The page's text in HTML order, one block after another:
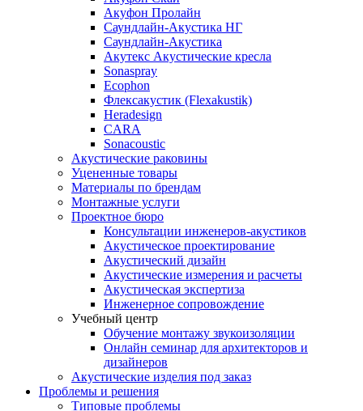
Акуфон Пролайн
Саундлайн-Акустика НГ
Саундлайн-Акустика
Акутекс Акустические кресла
Sonaspray
Ecophon
Флексакустик (Flexakustik)
Heradesign
CARA
Sonacoustic
Акустические раковины
Уцененные товары
Материалы по брендам
Монтажные услуги
Проектное бюро
Консультации инженеров-акустиков
Акустическое проектирование
Акустический дизайн
Акустические измерения и расчеты
Акустическая экспертиза
Инженерное сопровождение
Учебный центр
Обучение монтажу звукоизоляции
Онлайн семинар для архитекторов и
дизайнеров
Акустические изделия под заказ
Проблемы и решения
Типовые проблемы